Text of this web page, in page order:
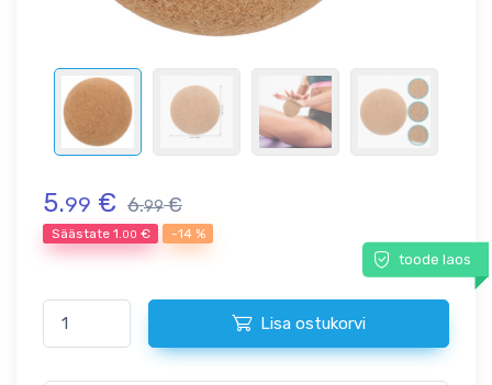
5.99 € 6.99€
Säästate 1.00 € -14 %
toode laos
Lisa ostukorvi